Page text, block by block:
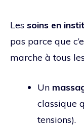
Les soins en
pas parce que
marche à tous
Un
classique
tensions).